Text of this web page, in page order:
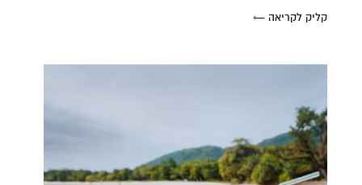
קליק לקריאה ←